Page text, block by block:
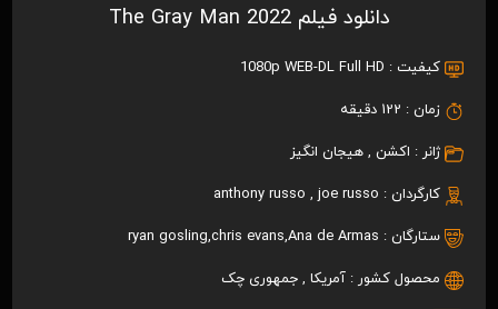
دانلود فیلم The Gray Man 2022
کیفیت : 1080p WEB-DL Full HD
زمان : 122 دقیقه
ژانر : اکشن ,هیجان انگیز
کارگردان : anthony russo , joe russo
ستارگان : ryan gosling,chris evans,Ana de Armas
محصول کشور : آمریکا ,جمهوری چک